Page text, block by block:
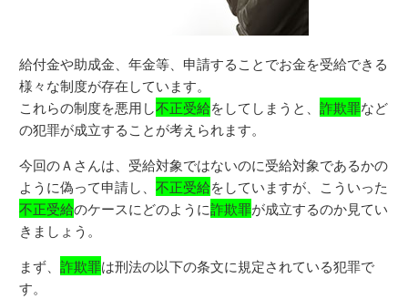
給付金や助成金、年金等、申請することでお金を受給できる
様々な制度が存在しています。
これらの制度を悪用し不正受給をしてしまうと、詐欺罪など
の犯罪が成立することが考えられます。
今回のＡさんは、受給対象ではないのに受給対象であるかの
ように偽って申請し、不正受給をしていますが、こういった
不正受給のケースにどのように詐欺罪が成立するのか見てい
きましょう。
まず、詐欺罪は刑法の以下の条文に規定されている犯罪で
す。